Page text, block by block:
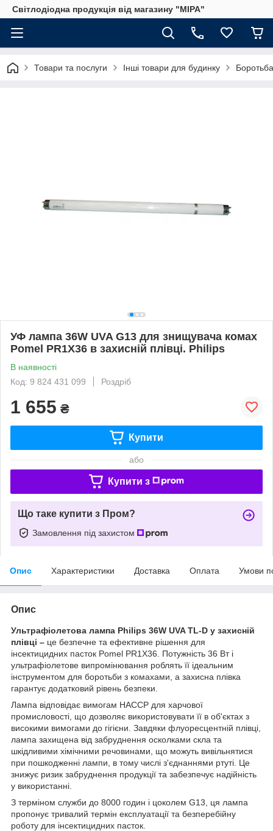
Світлодіодна продукція від магазину "МІРА"
Товари та послуги Інші товари для будинку
УФ лампа 36W UVA G13 для знищувача комах
Pomel PR1X36 в захисній плівці. Philips
В наявності
Код: 9 824 431 099
Роздріб
1 655 ₴
Купити
або
Купити з
Що таке купити з Пром?
Замовлення під захистом
Опис Характеристики Доставка Оплата Умови
Опис
Ультрафіолетова лампа Philips 36W UVA TL-D у захисній
плівці – це безпечне та ефективне рішення для
інсектицидних пасток Pomel PR1X36. Потужність 36 Вт і
ультрафіолетове випромінювання роблять її ідеальним
інструментом для боротьби з комахами, а захисна плівка
гарантує додатковий рівень безпеки.
Лампа відповідає вимогам HACCP для харчової
промисловості, що дозволяє використовувати її в об'єктах з
високими вимогами до гігієни. Завдяки флуоресцентній плівці,
лампа захищена від забруднення осколками скла та
шкідливими хімічними речовинами, що можуть вивільнятися
при пошкодженні лампи, в тому числі з'єднаннями ртуті. Це
знижує ризик забруднення продукції та забезпечує надійність
у використанні.
З терміном служби до 8000 годин і цоколем G13, ця лампа
пропонує тривалий термін експлуатації та безперебійну
роботу для інсектицидних пасток.